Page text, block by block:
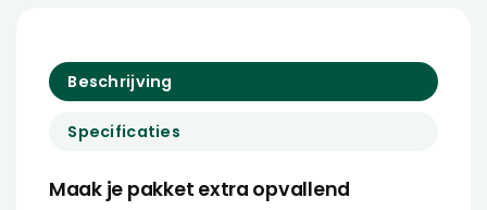
Beschrijving
Specificaties
Maak je pakket extra opvallend